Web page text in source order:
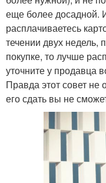
еще более досадной.
расплачиваетесь
течении двух недель,
покупке, то лучше
уточните у продавца
Правда этот совет не
его сдать вы не